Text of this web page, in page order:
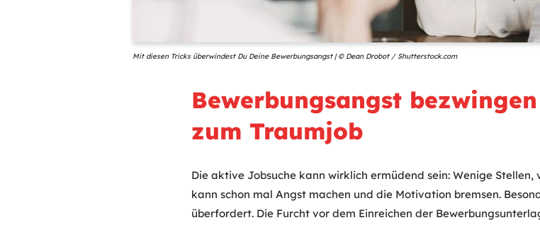
Mit diesen Tricks überwindest Du Deine Bewerbungsangst | © Dean Drobot / Shutterstock.com
Bewerbungsangst
zum Traumjob
Die aktive Jobsuche kann wirklich ermüdend sein: Wenige Stellen,
kann schon mal Angst machen und die Motivation bremsen.
überfordert. Die Furcht vor dem Einreichen der